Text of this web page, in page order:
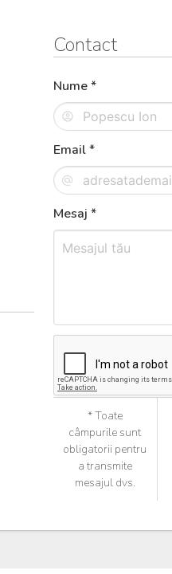
Contact
Nume *
Email *
Mesaj *
* Toate
câmpurile sunt
obligatorii pentru
a transmite
mesajul dvs.